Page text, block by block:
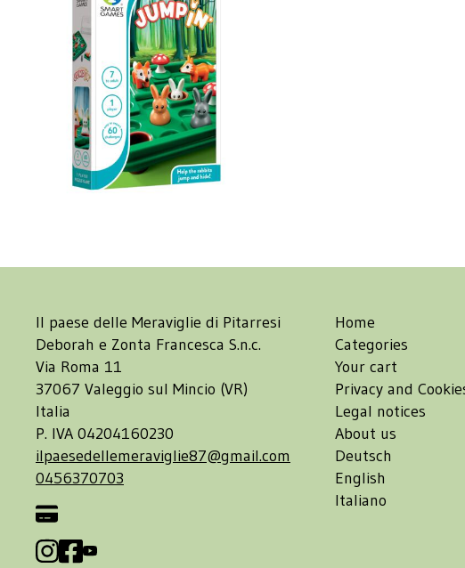
Il paese delle Meraviglie di Pitarresi
Deborah e Zonta Francesca S.n.c.
Via Roma 11
37067 Valeggio sul Mincio (VR)
Italia
P. IVA 04204160230
ilpaesedellemeraviglie87@gmail.com
0456370703
Home
Categories
Your cart
Privacy and
Legal notices
About us
Deutsch
English
Italiano